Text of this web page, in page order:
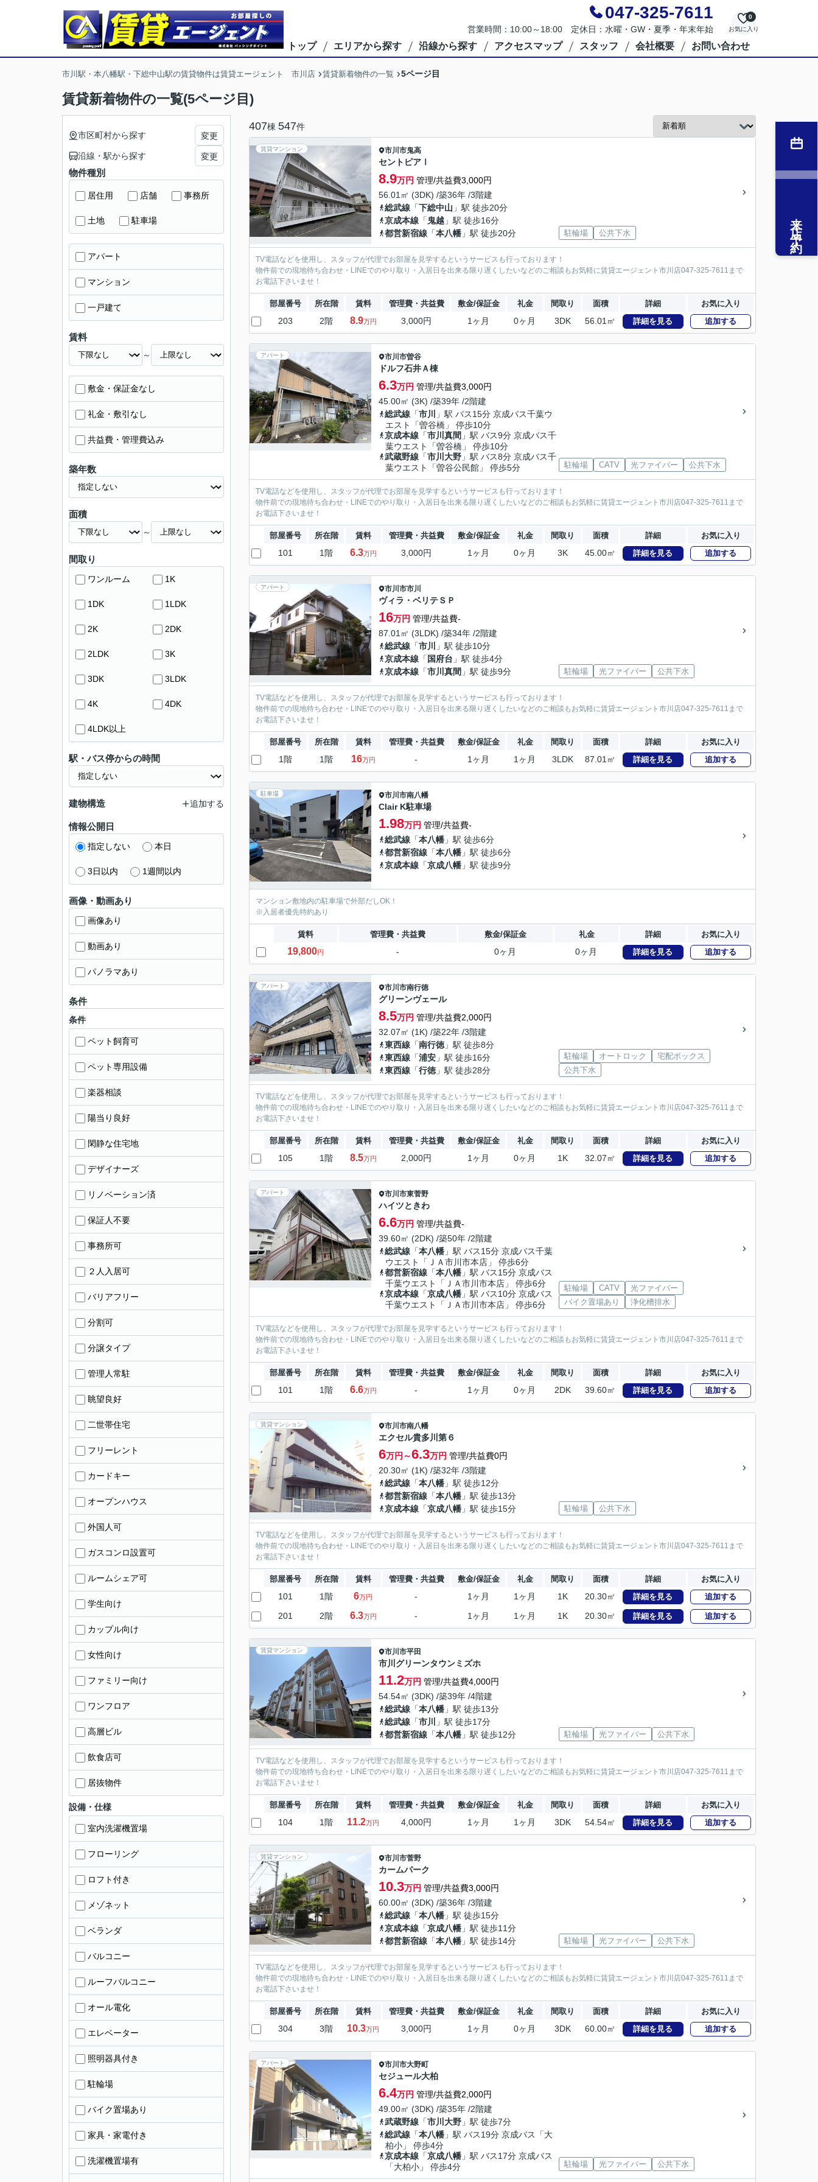
047-325-7611
営業時間：10:00～18:00 定休日：水曜・GW・夏季・年末年始 お気に入り
0
トップ エリアから探す 沿線から探す アクセスマップ スタッフ 会社概要 お問い合わせ
市川駅・本八幡駅・下総中山駅の賃貸物件は賃貸エージェント 市川店 賃貸新着物件の一覧 5ページ目
賃貸新着物件の一覧(5ページ目)
407棟 547件
賃貸マンション 市川市鬼高
セントピアⅠ
8.9万円 管理/共益費3,000円
56.01㎡ (3DK) /築36年 /3階建
総武線 「下総中山 」駅 徒歩20分
京成本線 「 鬼越 」駅 徒歩16分
都営新宿線 「本八幡 」駅 徒歩20分 駐輪場 公共下水
TV電話などを使用し、スタッフが代理でお部屋を見学するというサービスも行っております！
物件前での現地待ち合わせ・LINEでのやり取り・入居日を出来る限り遅くしたいなどのご相談もお気軽に賃貸エージェント市川店047-325-7611まで
お電話下さいませ！
部屋番号 所在階 賃料 管理費・共益費 敷金/保証金 礼金 間取り 面積 詳細 お気に入り
203 2階 8.9万円 3,000円 1ヶ月 0ヶ月 3DK 56.01㎡ 詳細を見る 追加する
アパート 市川市曽谷
ドルフ石井Ａ棟
6.3万円 管理/共益費3,000円
45.00㎡ (3K) /築39年 /2階建
総武線 「市川
」駅 バス15分 京成バス千葉ウ
エスト「曽谷橋」 停歩10分
京成本線 「市川真間 」駅 バス9分 京成バス千
葉ウエスト「曽谷橋」 停歩10分
武蔵野線 「市川大野 」駅 バス8分 京成バス千
葉ウエスト「曽谷公民館」 停歩5分
駐輪場 CATV 光ファイバー 公共下水
TV電話などを使用し、スタッフが代理でお部屋を見学するというサービスも行っております！
物件前での現地待ち合わせ・LINEでのやり取り・入居日を出来る限り遅くしたいなどのご相談もお気軽に賃貸エージェント市川店047-325-7611まで
お電話下さいませ！
部屋番号 所在階 賃料 管理費・共益費 敷金/保証金 礼金 間取り 面積 詳細 お気に入り
101 1階 6.3万円 3,000円 1ヶ月 0ヶ月 3K 45.00㎡ 詳細を見る 追加する
アパート 市川市市川
ヴィラ・ベリテＳＰ
16万円 管理/共益費-
87.01㎡ (3LDK) /築34年 /2階建
総武線 「市川
」駅 徒歩10分
京成本線 「 国府台 」駅 徒歩4分
京成本線 「市川真間 」駅 徒歩9分 駐輪場 光ファイバー 公共下水
TV電話などを使用し、スタッフが代理でお部屋を見学するというサービスも行っております！
物件前での現地待ち合わせ・LINEでのやり取り・入居日を出来る限り遅くしたいなどのご相談もお気軽に賃貸エージェント市川店047-325-7611まで
お電話下さいませ！
部屋番号 所在階 賃料 管理費・共益費 敷金/保証金 礼金 間取り 面積 詳細 お気に入り
1階 1階 16万円 - 1ヶ月 1ヶ月 3LDK 87.01㎡ 詳細を見る 追加する
駐車場 市川市南八幡
Clair K駐車場
1.98万円 管理/共益費-
総武線 「本八幡 」駅 徒歩6分
都営新宿線 「本八幡 」駅 徒歩6分
京成本線 「京成八幡 」駅 徒歩9分
マンション敷地内の駐車場で外部だしOK！
※入居者優先特約あり
賃料 管理費・共益費 敷金/保証金 礼金 詳細 お気に入り
19,800円 - 0ヶ月 0ヶ月 詳細を見る 追加する
アパート 市川市南行徳
グリーンヴェール
8.5万円 管理/共益費2,000円
32.07㎡ (1K) /築22年 /3階建
東西線 「南行徳 」駅 徒歩8分
東西線 「浦安 」駅 徒歩16分
東西線 「行徳 」駅 徒歩28分
駐輪場 オートロック
宅配ボックス
公共下水
TV電話などを使用し、スタッフが代理でお部屋を見学するというサービスも行っております！
物件前での現地待ち合わせ・LINEでのやり取り・入居日を出来る限り遅くしたいなどのご相談もお気軽に賃貸エージェント市川店047-325-7611まで
お電話下さいませ！
部屋番号 所在階 賃料 管理費・共益費 敷金/保証金 礼金 間取り 面積 詳細 お気に入り
105 1階 8.5万円 2,000円 1ヶ月 0ヶ月 1K 32.07㎡ 詳細を見る 追加する
アパート 市川市東菅野
ハイツときわ
6.6万円 管理/共益費-
39.60㎡ (2DK) /築50年 /2階建
総武線 「本八幡 」駅 バス15分 京成バス千葉
ウエスト「ＪＡ市川市本店」 停歩6分
都営新宿線 「本八幡 」駅 バス15分 京成バス
千葉ウエスト「ＪＡ市川市本店」 停歩6分
京成本線 「京成八幡 」駅 バス10分 京成バス
千葉ウエスト「ＪＡ市川市本店」 停歩6分
駐輪場 CATV
光ファイバー
バイク置場あり
浄化槽排水
TV電話などを使用し、スタッフが代理でお部屋を見学するというサービスも行っております！
物件前での現地待ち合わせ・LINEでのやり取り・入居日を出来る限り遅くしたいなどのご相談もお気軽に賃貸エージェント市川店047-325-7611まで
お電話下さいませ！
部屋番号 所在階 賃料 管理費・共益費 敷金/保証金 礼金 間取り 面積 詳細 お気に入り
101 1階 6.6万円 - 1ヶ月 0ヶ月 2DK 39.60㎡ 詳細を見る 追加する
賃貸マンション 市川市南八幡
エクセル貴多川第６
6万円～6.3万円 管理/共益費0円
20.30㎡ (1K) /築32年 /3階建
総武線 「本八幡 」駅 徒歩12分
都営新宿線 「本八幡 」駅 徒歩13分
京成本線 「京成八幡 」駅 徒歩15分 駐輪場 公共下水
TV電話などを使用し、スタッフが代理でお部屋を見学するというサービスも行っております！
物件前での現地待ち合わせ・LINEでのやり取り・入居日を出来る限り遅くしたいなどのご相談もお気軽に賃貸エージェント市川店047-325-7611まで
お電話下さいませ！
部屋番号 所在階 賃料 管理費・共益費 敷金/保証金 礼金 間取り 面積 詳細 お気に入り
101 1階 6万円 - 1ヶ月 1ヶ月 1K 20.30㎡ 詳細を見る 追加する
201 2階 6.3万円 - 1ヶ月 1ヶ月 1K 20.30㎡ 詳細を見る 追加する
賃貸マンション 市川市平田
市川グリーンタウンミズホ
11.2万円 管理/共益費4,000円
54.54㎡ (3DK) /築39年 /4階建
総武線 「本八幡 」駅 徒歩13分
総武線 「市川
」駅 徒歩17分
都営新宿線 「本八幡 」駅 徒歩12分 駐輪場 光ファイバー 公共下水
TV電話などを使用し、スタッフが代理でお部屋を見学するというサービスも行っております！
物件前での現地待ち合わせ・LINEでのやり取り・入居日を出来る限り遅くしたいなどのご相談もお気軽に賃貸エージェント市川店047-325-7611まで
お電話下さいませ！
部屋番号 所在階 賃料 管理費・共益費 敷金/保証金 礼金 間取り 面積 詳細 お気に入り
104 1階 11.2万円 4,000円 1ヶ月 1ヶ月 3DK 54.54㎡ 詳細を見る 追加する
賃貸マンション 市川市菅野
カームパーク
10.3万円 管理/共益費3,000円
60.00㎡ (3DK) /築36年 /3階建
総武線 「本八幡 」駅 徒歩15分
京成本線 「京成八幡 」駅 徒歩11分
都営新宿線 「本八幡 」駅 徒歩14分 駐輪場 光ファイバー 公共下水
TV電話などを使用し、スタッフが代理でお部屋を見学するというサービスも行っております！
物件前での現地待ち合わせ・LINEでのやり取り・入居日を出来る限り遅くしたいなどのご相談もお気軽に賃貸エージェント市川店047-325-7611まで
お電話下さいませ！
部屋番号 所在階 賃料 管理費・共益費 敷金/保証金 礼金 間取り 面積 詳細 お気に入り
304 3階 10.3万円 3,000円 1ヶ月 0ヶ月 3DK 60.00㎡ 詳細を見る 追加する
アパート 市川市大野町
セジュール大柏
6.4万円 管理/共益費2,000円
49.00㎡ (3DK) /築35年 /2階建
武蔵野線 「市川大野 」駅 徒歩7分
総武線 「本八幡 」駅 バス19分 京成バス「大
柏小」 停歩4分
京成本線 「京成八幡 」駅 バス17分 京成バス
「大柏小」 停歩4分
駐輪場 光ファイバー 公共下水
市区町村から探す 変更
沿線・駅から探す 変更
物件種別
居住用 店舗 事務所
土地 駐車場
アパート
マンション
一戸建て
賃料
～
敷金・保証金なし
礼金・敷引なし
共益費・管理費込み
築年数
面積
～
間取り
ワンルーム 1K
1DK 1LDK
2K 2DK
2LDK 3K
3DK 3LDK
4K 4DK
4LDK以上
駅・バス停からの時間
建物構造 追加する
情報公開日
指定しない 本日
3日以内 1週間以内
画像・動画あり
画像あり
動画あり
パノラマあり
条件
条件
ペット飼育可
ペット専用設備
楽器相談
陽当り良好
閑静な住宅地
デザイナーズ
リノベーション済
保証人不要
事務所可
２人入居可
バリアフリー
分割可
分譲タイプ
管理人常駐
眺望良好
二世帯住宅
フリーレント
カードキー
オープンハウス
外国人可
ガスコンロ設置可
ルームシェア可
学生向け
カップル向け
女性向け
ファミリー向け
ワンフロア
高層ビル
飲食店可
居抜物件
設備・仕様
室内洗濯機置場
フローリング
ロフト付き
メゾネット
ベランダ
バルコニー
ルーフバルコニー
オール電化
エレベーター
照明器具付き
駐輪場
バイク置場あり
家具・家電付き
洗濯機置場有
来店予約